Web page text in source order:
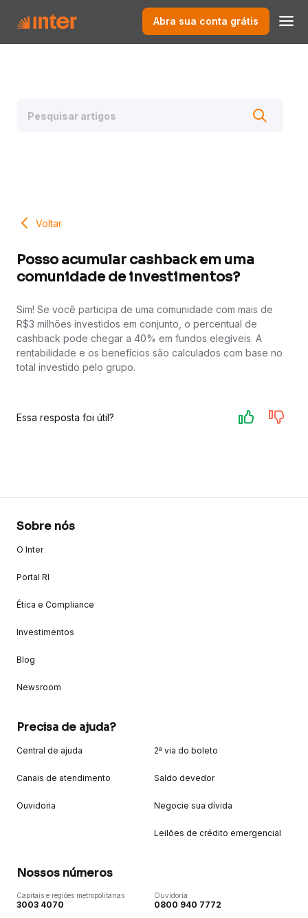
Abra sua conta grátis
Voltar
Posso acumular cashback em uma
comunidade de investimentos?
Sim! Se você participa de uma comunidade com mais de
R$3 milhões investidos em conjunto, o percentual de
cashback pode chegar a 40% em fundos elegíveis. A
rentabilidade e os benefícios são calculados com base no
total investido pelo grupo.
Essa resposta foi útil?
Sobre nós
O Inter
Portal RI
Ética e Compliance
Investimentos
Blog
Newsroom
Precisa de ajuda?
Central de ajuda
Canais de atendimento
Ouvidoria
2ª via do boleto
Saldo devedor
Negocie sua dívida
Leilões de crédito emergencial
Nossos números
Capitais e regiões metropolitanas
3003 4070
Ouvidoria
0800 940 7772